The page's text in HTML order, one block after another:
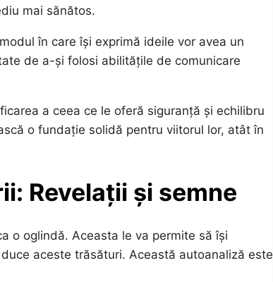
mai sănătos.
în care își exprimă ideile vor avea un
de a-și folosi abilitățile de comunicare
a ceea ce le oferă siguranță și echilibru
o fundație solidă pentru viitorul lor, atât în
Revelații și semne
o oglindă. Aceasta le va permite să își
aceste trăsături. Această autoanaliză este